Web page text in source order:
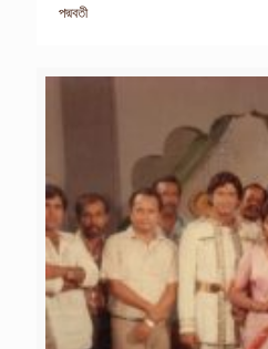
পদ্মবতী